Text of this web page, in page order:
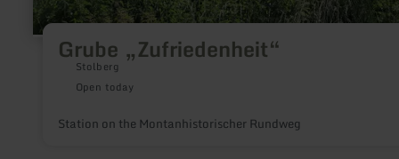
Grube „Zufriedenheit“
Stolberg
Open today
Station on the Montanhistorischer Rundweg